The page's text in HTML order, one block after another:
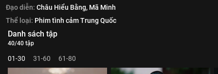
Đạo diễn: Châu Hiểu Bằng, Mã Minh
Thể loại: Phim tình cảm Trung Quốc
Danh sách tập
40/40 tập
01-30 31-60 61-80